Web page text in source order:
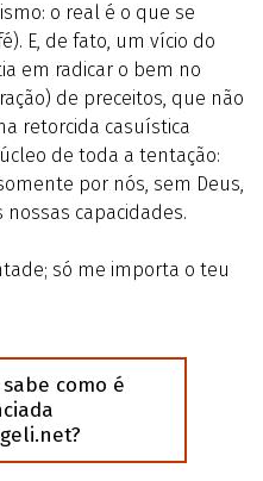
o real é o que se
E, de fato, um vício do
em radicar o bem no
de preceitos, que não
retorcida casuística
de toda a tentação:
por nós, sem Deus,
capacidades.
só me importa o teu
sabe como é